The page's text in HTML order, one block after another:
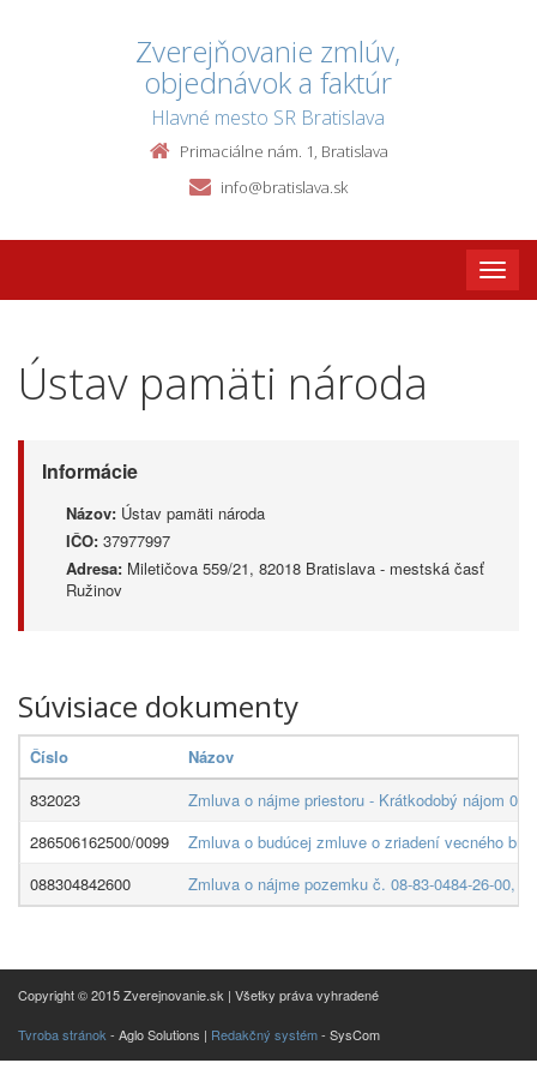
Zverejňovanie zmlúv,
objednávok a faktúr
Hlavné mesto SR Bratislava
Primaciálne nám. 1, Bratislava
info@bratislava.sk
Toggle
Ústav pamäti národa
Informácie
Názov: Ústav pamäti národa
IČO: 37977997
Adresa: Miletičova 559/21, 82018 Bratislava - mestská časť
Ružinov
Súvisiace dokumenty
Číslo
Názov
832023
Zmluva o nájme priestoru - Krátkodobý nájom
286506162500/0099
Zmluva o budúcej zmluve o zriadení vecného
088304842600
Zmluva o nájme pozemku č. 08-83-0484-26-00,
Copyright © 2015 Zverejnovanie.sk | Všetky práva vyhradené
Tvroba stránok - Aglo Solutions | Redakčný systém- SysCom